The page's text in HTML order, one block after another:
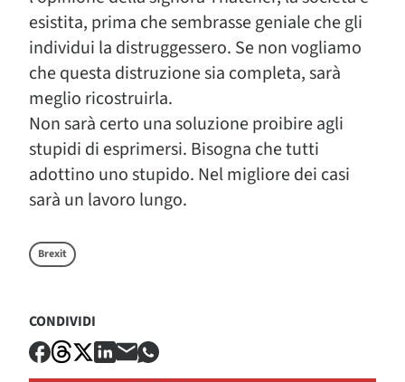
esistita, prima che sembrasse geniale che gli
individui la distruggessero. Se non vogliamo
che questa distruzione sia completa, sarà
meglio ricostruirla.
Non sarà certo una soluzione proibire agli
stupidi di esprimersi. Bisogna che tutti
adottino uno stupido. Nel migliore dei casi
sarà un lavoro lungo.
Brexit
CONDIVIDI